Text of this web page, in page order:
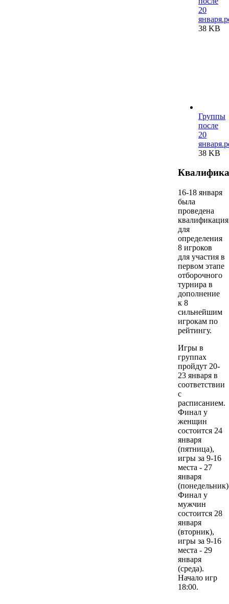
20
38 KB
Группы
после
20
38 KB
16-18 января
была
проведена
квалификация
для
определения
8 игроков
для участия в
первом этапе
отборочного
турнира в
дополнение
к 8
сильнейшим
игрокам по
рейтингу.
Игры в
группах
пройдут 20-
23 января в
соответствии
с
расписанием.
Финал у
женщин
состоится 24
января
(пятница),
игры за 9-16
места - 27
января
Финал у
мужчин
состоится 28
января
(вторник),
игры за 9-16
места - 29
января
(среда).
Начало игр
18:00.